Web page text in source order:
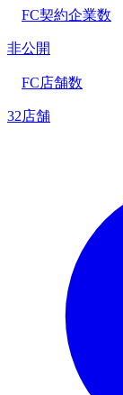
FC契約企業数
非公開
FC店舗数
32店舗